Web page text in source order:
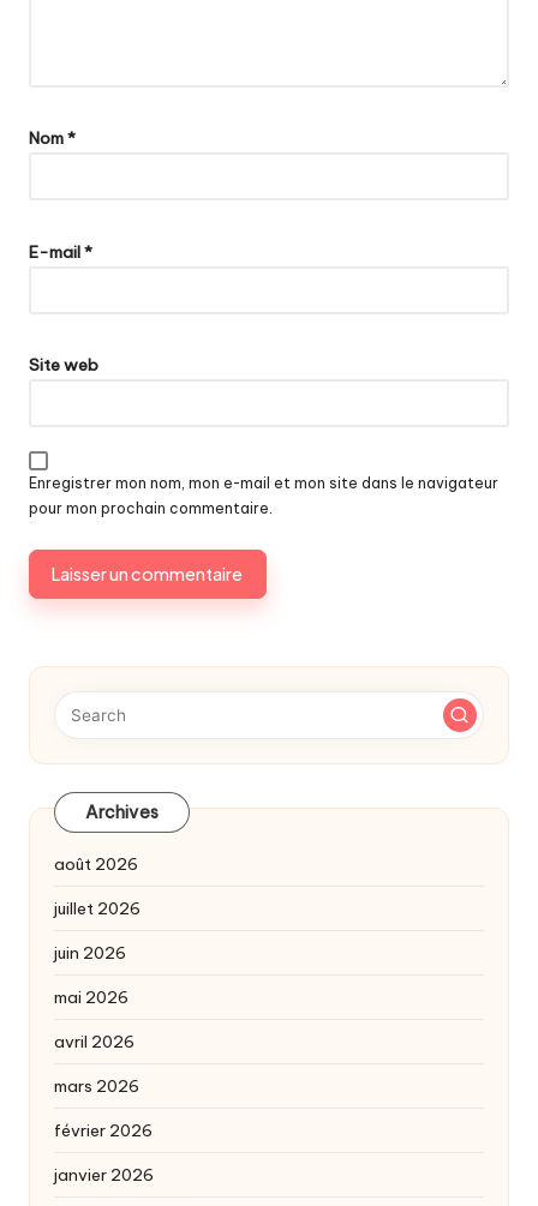
Nom*
E-mail*
Site web
Enregistrer mon nom, mon e-mail et mon site dans le navigateur
pour mon prochain commentaire.
Archives
août 2026
juillet 2026
juin 2026
mai 2026
avril 2026
mars 2026
février 2026
janvier 2026